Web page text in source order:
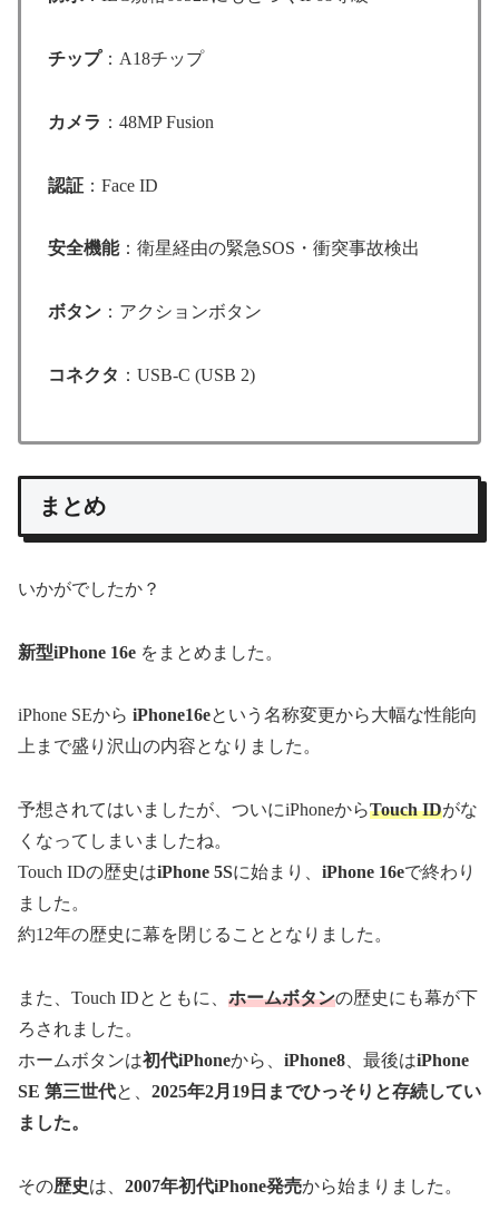
チップ：A18チップ
カメラ ：48MP Fusion
認証 ：Face ID
安全機能：衛星経由の緊急SOS・衝突事故検出
ボタン ：アクションボタン
コネクタ ：USB-C (USB 2)
まとめ
いかがでしたか？
新型iPhone 16e をまとめました。
iPhone SEから iPhone16eという名称変更から大幅な性能向
上まで盛り沢山の内容となりました。
予想されてはいましたが、ついにiPhoneからTouch IDがな
くなってしまいましたね。
Touch IDの歴史はiPhone 5Sに始まり、 iPhone 16eで終わり
ました。
約12年の歴史に幕を閉じることとなりました。
また、Touch IDとともに、 ホームボタンの歴史にも幕が下
ろされました。
ホームボタンは初代iPhoneから、 iPhone8 、最後はiPhone
SE 第三世代と、 2025年2月19日までひっそりと存続してい
ました。
その歴史は、 2007年初代iPhone発売から始まりました。